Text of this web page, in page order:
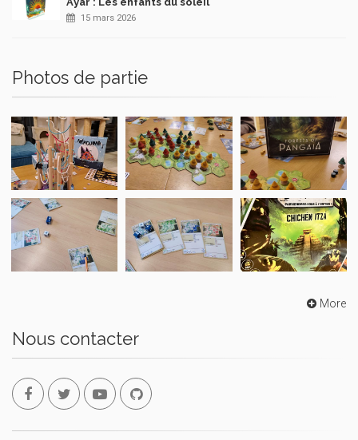
15 mars 2026
Photos de partie
More
Nous contacter